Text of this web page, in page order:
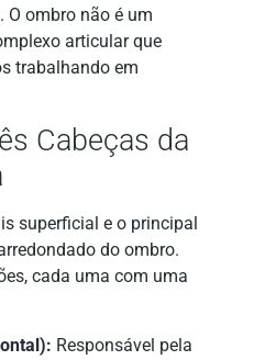
O ombro não é um
articular que
trabalhando em
Cabeças da
superficial e o principal
do ombro.
cada uma com uma
Responsável pela